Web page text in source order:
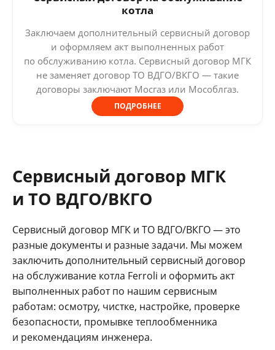
котла
Заключаем дополнительный сервисный договор
и оформляем акт выполненных работ
по обслуживанию котла. Сервисный договор МГК
не заменяет договор ТО ВДГО/ВКГО — такие
договоры заключают Мосгаз или Мособлгаз.
ПОДРОБНЕЕ
Сервисный договор МГК
и ТО ВДГО/ВКГО
Сервисный договор МГК и ТО ВДГО/ВКГО — это
разные документы и разные задачи. Мы можем
заключить дополнительный сервисный договор
на обслуживание котла Ferroli и оформить акт
выполненных работ по нашим сервисным
работам: осмотру, чистке, настройке, проверке
безопасности, промывке теплообменника
и рекомендациям инженера.